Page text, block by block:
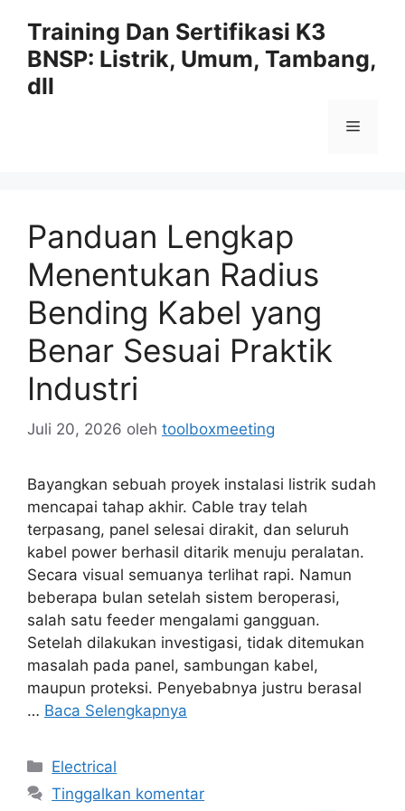
Training Dan Sertifikasi K3
BNSP: Listrik, Umum, Tambang,
dll
Menu
Panduan Lengkap
Menentukan Radius
Bending Kabel yang
Benar Sesuai Praktik
Industri
Juli 20, 2026 oleh toolboxmeeting
Bayangkan sebuah proyek instalasi listrik sudah
mencapai tahap akhir. Cable tray telah
terpasang, panel selesai dirakit, dan seluruh
kabel power berhasil ditarik menuju peralatan.
Secara visual semuanya terlihat rapi. Namun
beberapa bulan setelah sistem beroperasi,
salah satu feeder mengalami gangguan.
Setelah dilakukan investigasi, tidak ditemukan
masalah pada panel, sambungan kabel,
maupun proteksi. Penyebabnya justru berasal
… Baca Selengkapnya
Kategori
Electrical
Tinggalkan komentar